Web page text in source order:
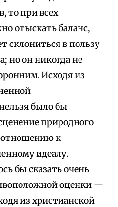
то при всех
отыскать баланс,
склониться в пользу
но он никогда не
Исходя из
было бы
природного
отношению к
идеалу.
бы сказать очень
оценки —
из христианской